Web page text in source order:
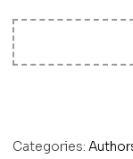
Categories: